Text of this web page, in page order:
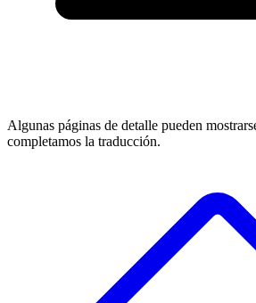
Algunas páginas de detalle pueden
completamos la traducción.